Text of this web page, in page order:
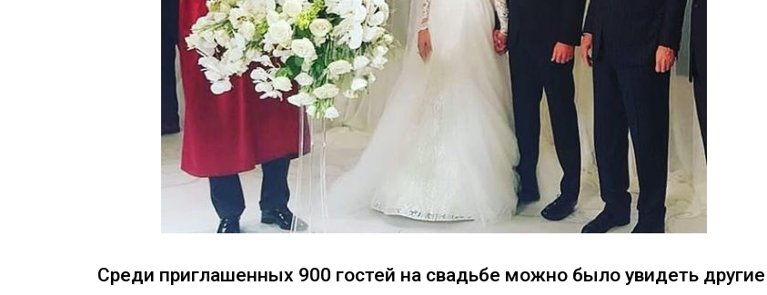
Среди приглашенных 900 гостей на свадьбе можно было увидеть другие